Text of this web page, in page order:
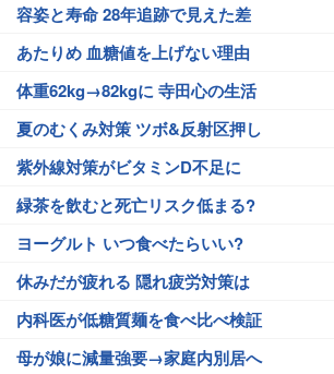
容姿と寿命 28年追跡で見えた差
あたりめ 血糖値を上げない理由
体重62kg→82kgに 寺田心の生活
夏のむくみ対策 ツボ&反射区押し
紫外線対策がビタミンD不足に
緑茶を飲むと死亡リスク低まる?
ヨーグルト いつ食べたらいい?
休みだが疲れる 隠れ疲労対策は
内科医が低糖質麺を食べ比べ検証
母が娘に減量強要→家庭内別居へ